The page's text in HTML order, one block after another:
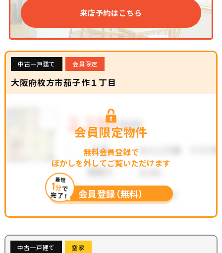
来店予約はこちら
中古一戸建て 会員限定
大阪府枚方市茄子作１丁目
会員限定物件
無料会員登録で
ぼかしを外してご覧いただけます
最短
1分で
完了！ 会員登録（無料）
中古一戸建て 空家